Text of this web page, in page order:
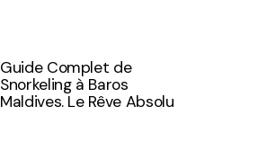
Guide Complet de
Snorkeling à Baros
Maldives. Le Rêve Absolu